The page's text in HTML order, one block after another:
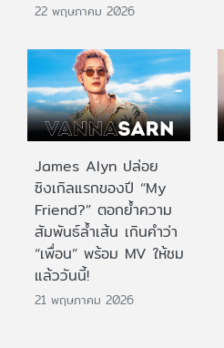
22 พฤษภาคม 2026
James Alyn ปล่อย
ซิงเกิลแรกของปี “My
Friend?” ตอกย้ำความ
สัมพันธ์ล้ำเส้น เกินคำว่า
“เพื่อน” พร้อม MV ให้ชม
แล้ววันนี้!
21 พฤษภาคม 2026